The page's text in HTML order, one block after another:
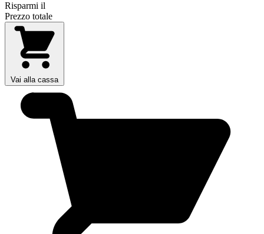
Risparmi il
Prezzo totale
Vai alla cassa